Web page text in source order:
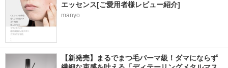
エッセンス[ご愛用者様レビュー紹介]
manyo
【新発売】まるでまつ毛パーマ級！ダマにならず